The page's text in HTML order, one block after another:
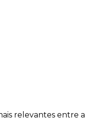
relevantes entre a